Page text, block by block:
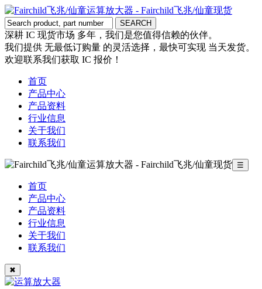
深耕 IC 现货市场 多年，我们是您值得信赖的伙伴。
我们提供 无最低订购量 的灵活选择，最快可实现 当天发货。
欢迎联系我们获取 IC 报价！
首页
产品中心
产品资料
行业信息
关于我们
联系我们
☰
首页
产品中心
产品资料
行业信息
关于我们
联系我们
✖